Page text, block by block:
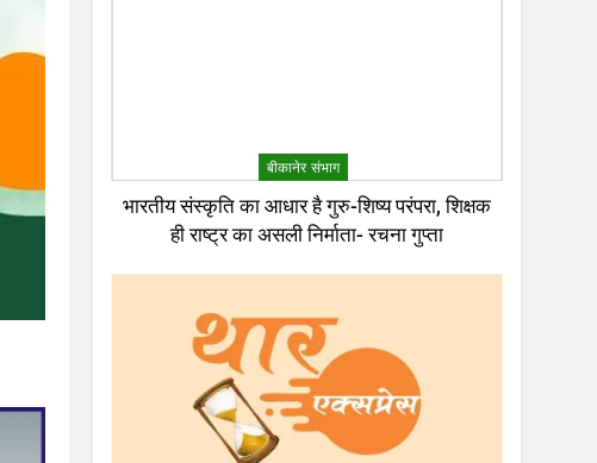
बीकानेर संभाग
भारतीय संस्कृति का आधार है गुरु-शिष्य परंपरा, शिक्षक
ही राष्ट्र का असली निर्माता- रचना गुप्ता